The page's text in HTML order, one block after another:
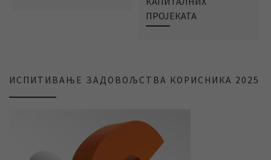
ПРОЈЕКАТА
ИСПИТИВАЊЕ ЗАДОВОЉСТВА КОРИСНИКА 2025